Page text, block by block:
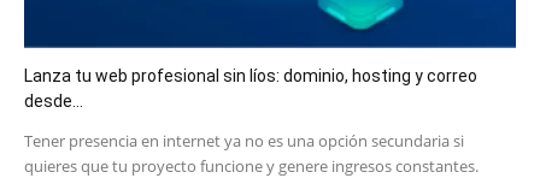
Lanza tu web profesional sin líos: dominio, hosting y correo
desde...
​Tener presencia en internet ya no es una opción secundaria si
quieres que tu proyecto funcione y genere ingresos constantes.